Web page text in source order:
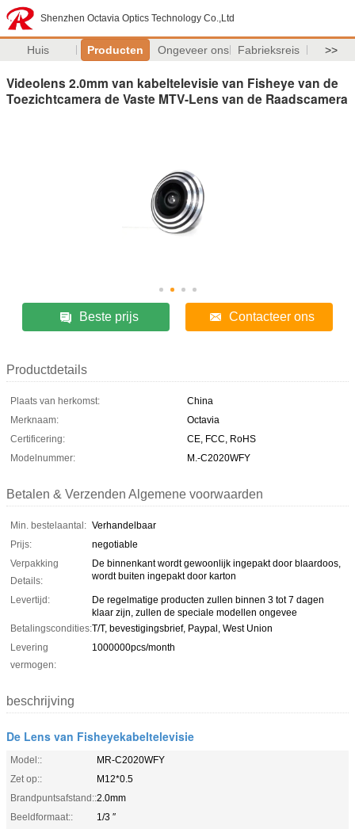
Shenzhen Octavia Optics Technology Co.,Ltd
Huis Producten Ongeveer ons Fabrieksreis >>
Videolens 2.0mm van kabeltelevisie van Fisheye van de
Toezichtcamera de Vaste MTV-Lens van de Raadscamera
Beste prijs Contacteer ons
Productdetails
Plaats van herkomst:
China
Merknaam:
Octavia
Certificering:
CE, FCC, RoHS
Modelnummer:
M.-C2020WFY
Betalen & Verzenden Algemene voorwaarden
Min. bestelaantal: Verhandelbaar
Prijs:
negotiable
Verpakking
Details:
De binnenkant wordt gewoonlijk ingepakt door blaardoos,
wordt buiten ingepakt door karton
Levertijd:
De regelmatige producten zullen binnen 3 tot 7 dagen
klaar zijn, zullen de speciale modellen ongevee
Betalingscondities:T/T, bevestigingsbrief, Paypal, West Union
Levering
vermogen:
1000000pcs/month
beschrijving
De Lens van Fisheyekabeltelevisie
Model::
MR-C2020WFY
Zet op::
M12*0.5
Brandpuntsafstand::2.0mm
Beeldformaat::
1/3 ″